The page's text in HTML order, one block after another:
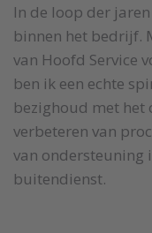
In de loop der
binnen het bedrijf.
van Hoofd Service
ben ik een echte
bezighoud met het
verbeteren van
van ondersteuning
buitendienst.